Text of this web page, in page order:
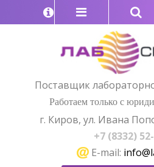
Поставщик
Работаем только с
г. Киров, ул. Ивана
+7 (8332)
E-mail: